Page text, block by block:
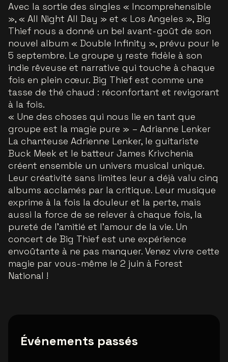
Avec la sortie des singles « Incomprehensible
», « All Night All Day » et « Los Angeles », Big
Thief nous a donné un bel avant-goût de son
nouvel album « Double Infinity », prévu pour le
5 septembre. Le groupe y reste fidèle à son
indie rêveuse et narrative qui touche à chaque
fois en plein cœur. Big Thief est comme une
tasse de thé chaud : réconfortant et revigorant
à la fois.
« Une des choses qui nous lie en tant que
groupe est la magie pure » – Adrianne Lenker
La chanteuse Adrienne Lenker, le guitariste
Buck Meek et le batteur James Krivchenia
créent ensemble un univers musical unique.
Leur créativité sans limites leur a déjà valu cinq
albums acclamés par la critique. Leur musique
exprime à la fois la douleur et la perte, mais
aussi la force de se relever à chaque fois, la
pureté de l'amitié et l'amour de la vie. Un
concert de Big Thief est une expérience
envoûtante à ne pas manquer. Venez vivre cette
magie par vous-même le 2 juin à Forest
National !
Événements passés